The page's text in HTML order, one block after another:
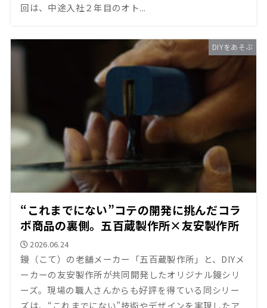
回は、中途入社２年目のオト...
DIYをあそぶ
“これまでにない”コテの開発に挑んだコラ
ボ商品の裏側。五百蔵製作所×友安製作所
2026.06.24
鏝（こて）の老舗メーカー「五百蔵製作所」と、DIYメ
ーカーの友安製作所が共同開発したオリジナル鏝シリ
ーズ。現場の職人さんからも好評を得ている同シリー
ズは、“これまでにない”技術やデザインを実現したア